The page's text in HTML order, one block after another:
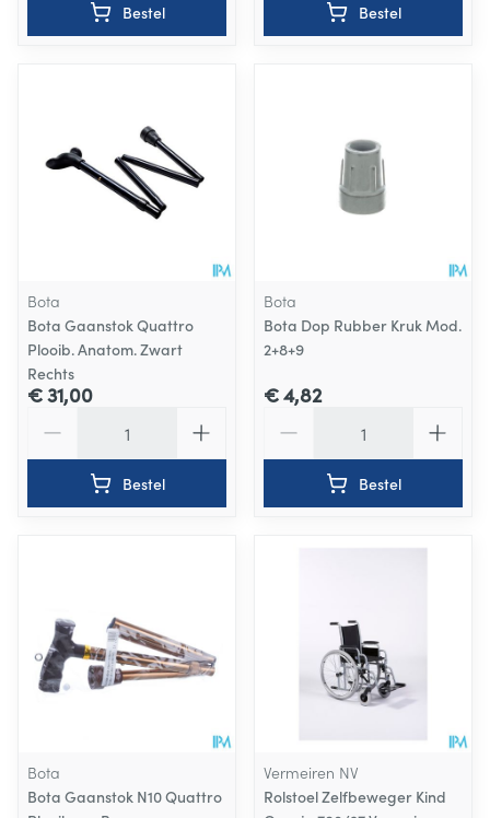
Bestel Bestel
Bota
Bota Gaanstok Quattro
Plooib. Anatom. Zwart
Rechts
€ 31,00
Bestel
Bota
Bota Dop Rubber Kruk Mod.
2+8+9
€ 4,82
Bestel
Bota
Bota Gaanstok N10 Quattro
Vermeiren NV
Rolstoel Zelfbeweger Kind